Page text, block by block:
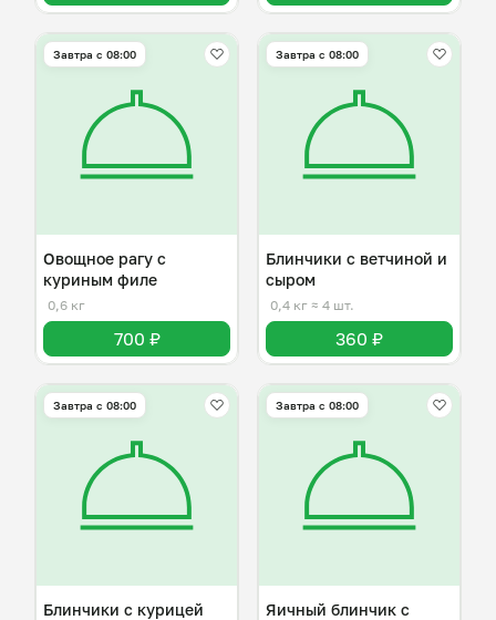
Завтра c 08:00
Овощное рагу с
куриным филе
0,6 кг
700 ₽
Завтра c 08:00
Блинчики с ветчиной и
сыром
0,4 кг ≈ 4 шт.
360 ₽
Завтра c 08:00
Блинчики с курицей
Завтра c 08:00
Яичный блинчик с